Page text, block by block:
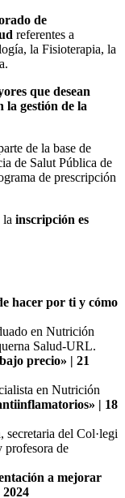
de
referentes a
la Fisioterapia, la
que desean
la gestión de la
de la base de
de Salut Pública de
de prescripción
la inscripción es
hacer por ti y cómo
en Nutrición
Salud-URL.
precio» | 21
en Nutrición
| 18
secretaria del Col·legi
profesora de
a mejorar